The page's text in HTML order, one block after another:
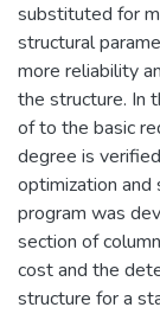
substituted for
structural
more reliability
the structure. In
of to the basic
degree is
optimization and
program was
section of
cost and the
structure for a